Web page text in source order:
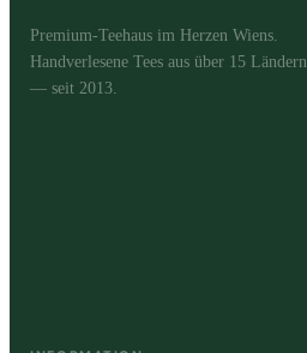
Premium-Teehaus im Herzen Wiens.
Handverlesene Tees aus über 15 Ländern
— seit 2013.